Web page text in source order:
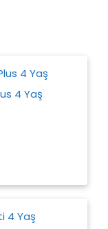
4 Yaş